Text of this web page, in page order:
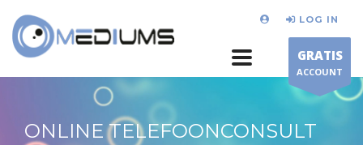
LOG IN
GRATIS
ACCOUNT
ONLINE TELEFOONCONSULT